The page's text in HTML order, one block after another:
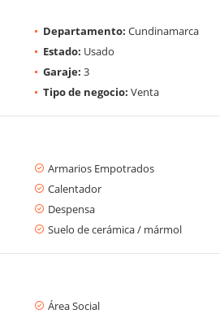
Departamento: Cundinamarca
Estado: Usado
Garaje: 3
Tipo de negocio: Venta
Armarios Empotrados
Calentador
Despensa
Suelo de cerámica / mármol
Área Social